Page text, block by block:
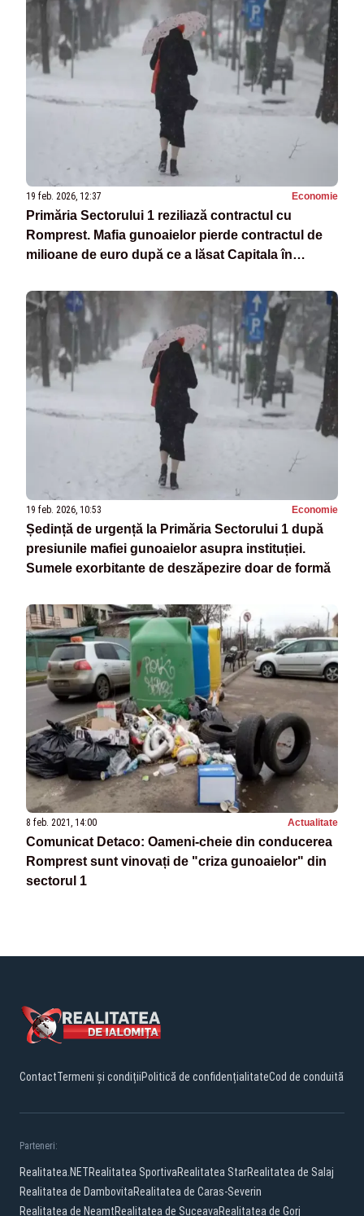
19 feb. 2026, 12:37 Economie
Primăria Sectorului 1 reziliază contractul cu
Romprest. Mafia gunoaielor pierde contractul de
milioane de euro după ce a lăsat Capitala în
19 feb. 2026, 10:53 Economie
Ședință de urgență la Primăria Sectorului 1 după
presiunile mafiei gunoaielor asupra instituției.
Sumele exorbitante de deszăpezire doar de formă
8 feb. 2021, 14:00 Actualitate
Comunicat Detaco: Oameni-cheie din conducerea
Romprest sunt vinovați de "criza gunoaielor" din
sectorul 1
ContactTermeni și condițiiPolitică de confidențialitateCod de conduită
Parteneri:
Realitatea.NETRealitatea SportivaRealitatea StarRealitatea de Salaj
Realitatea de DambovitaRealitatea de Caras-Severin
Realitatea de NeamtRealitatea de SuceavaRealitatea de Gorj